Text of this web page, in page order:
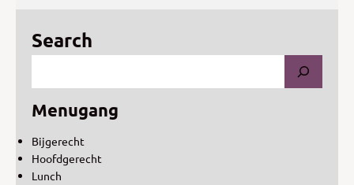
Search
Menugang
Bijgerecht
Hoofdgerecht
Lunch